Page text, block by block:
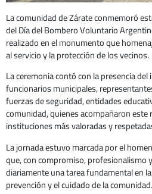
La comunidad de Zárate conmemoró
del Día del Bombero Voluntario
realizado en el monumento que
al servicio y la protección de los vecinos.
La ceremonia contó con la presencia
funcionarios municipales,
fuerzas de seguridad, entidades
comunidad, quienes acompañaron
instituciones más valoradas y
La jornada estuvo marcada por el
que, con compromiso, profesionalismo
diariamente una tarea fundamental en
prevención y el cuidado de la comunidad.